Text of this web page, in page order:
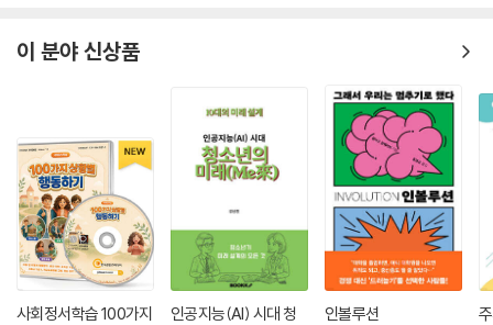
이 분야 신상품
사회정서학습 100가지
인공지능(AI) 시대 청
인볼루션